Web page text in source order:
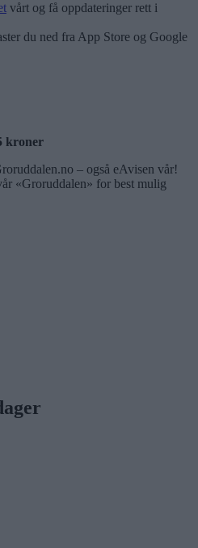
vårt og få oppdateringer rett i
du ned fra App Store og Google
kroner
– også eAvisen vår!
«Groruddalen» for best mulig